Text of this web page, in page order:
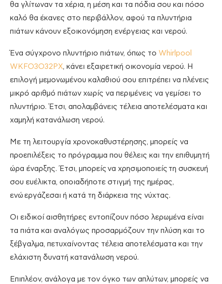
θα γλίτωναν τα χέρια, η μέση και τα πόδια σου και πόσο
καλό θα έκανες στο περιβάλλον, αφού τα πλυντήρια
πιάτων κάνουν εξοικονόμηση ενέργειας και νερού.
Ένα σύγχρονο πλυντήριο πιάτων, όπως το Whirlpool
WKFO3O32PX, κάνει εξαιρετική οικονομία νερού. Η
επιλογή μεμονωμένου καλαθιού σου επιτρέπει να πλένεις
μικρό αριθμό πιάτων χωρίς να περιμένεις να γεμίσει το
πλυντήριο. Έτσι, απολαμβάνεις τέλεια αποτελέσματα και
χαμηλή κατανάλωση νερού.
Με τη λειτουργία χρονοκαθυστέρησης, μπορείς να
προεπιλέξεις το πρόγραμμα που θέλεις και την επιθυμητή
ώρα έναρξης. Έτσι, μπορείς να χρησιμοποιείς τη συσκευή
σου ευέλικτα, οποιαδήποτε στιγμή της ημέρας,
ενώ εργάζεσαι ή κατά τη διάρκεια της νύχτας.
Οι ειδικοί αισθητήρες εντοπίζουν πόσο λερωμένα είναι
τα πιάτα και αναλόγως προσαρμόζουν την πλύση και το
ξέβγαλμα, πετυχαίνοντας τέλεια αποτελέσματα και την
ελάχιστη δυνατή κατανάλωση νερού.
Επιπλέον, ανάλογα με τον όγκο των απλύτων, μπορείς να